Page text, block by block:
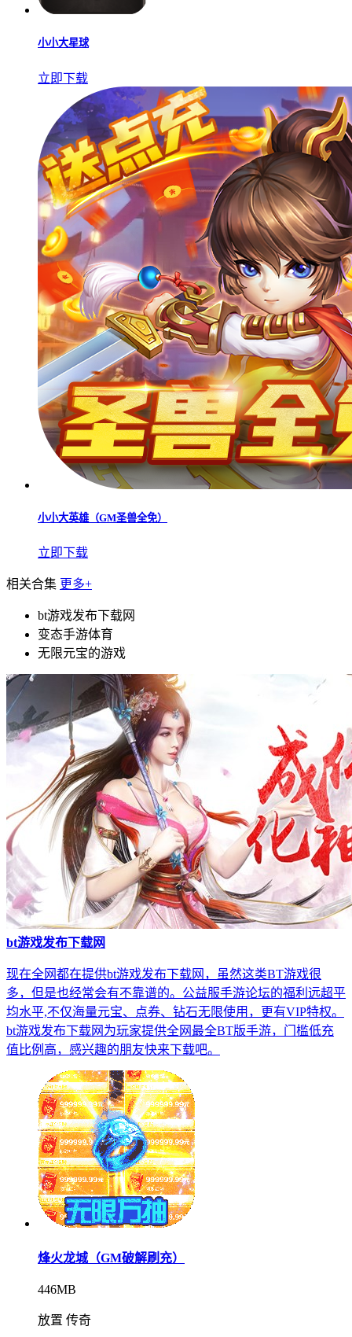
小小大星球
立即下载
小小大英雄（GM圣兽全免）
立即下载
相关合集 更多+
bt游戏发布下载网
变态手游体育
无限元宝的游戏
bt游戏发布下载网
现在全网都在提供bt游戏发布下载网，虽然这类BT游戏很
多，但是也经常会有不靠谱的。公益服手游论坛的福利远超平
均水平,不仅海量元宝、点券、钻石无限使用，更有VIP特权。
bt游戏发布下载网为玩家提供全网最全BT版手游，门槛低充
值比例高，感兴趣的朋友快来下载吧。
烽火龙城（GM破解刷充）
446MB
放置 传奇